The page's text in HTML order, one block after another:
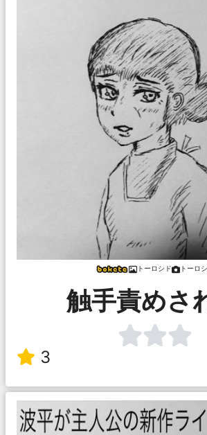
トーロシド トーロ
触手責めさ
3